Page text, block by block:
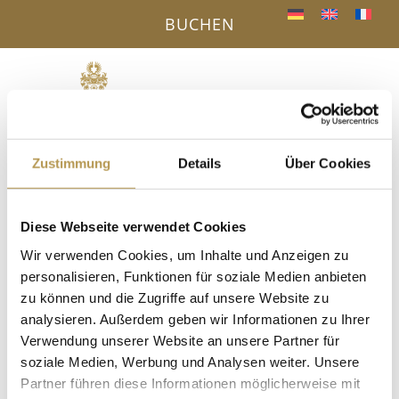
Zustimmung Details Über Cookies
Diese Webseite verwendet Cookies
Wir verwenden Cookies, um Inhalte und Anzeigen zu
personalisieren, Funktionen für soziale Medien anbieten
zu können und die Zugriffe auf unsere Website zu
analysieren. Außerdem geben wir Informationen zu Ihrer
Verwendung unserer Website an unsere Partner für
soziale Medien, Werbung und Analysen weiter. Unsere
Partner führen diese Informationen möglicherweise mit
IHR VORTEIL - DIREKTBUCHUNG ONLINE
a Menü
BUCHEN
Diese Veranstaltung hat bereits stattgefunden.
Wanderung nach Wolfach in
Eigenregie
3. November 2025